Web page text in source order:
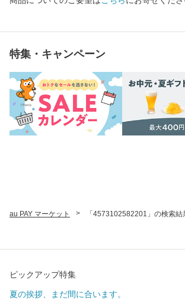
特集・キャンペーン
au PAY マーケット > 「4573102582201」の検索結
ピックアップ特集
夏の挨拶、まだ間に合います。